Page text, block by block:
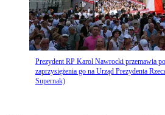
Prezydent RP Karol Nawrocki przemawia
zaprzysiężenia go na Urząd Prezydenta
Supernak)